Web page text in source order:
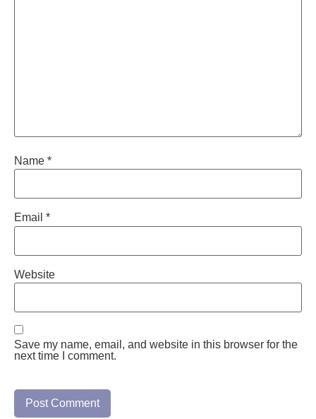
Name *
Email *
Website
Save my name, email, and website in this browser for the
next time I comment.